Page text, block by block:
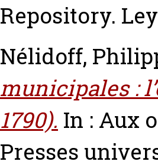
Repository.
Nélidoff,
municipales :
1790). In : Aux
Presses